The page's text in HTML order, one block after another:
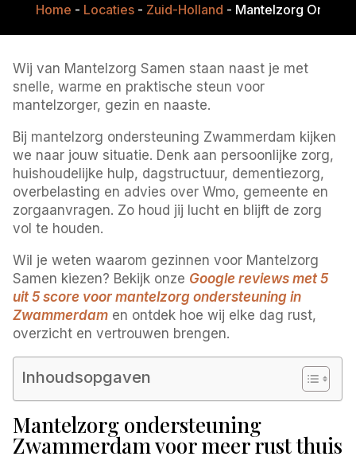
Home - Locaties- Zuid-Holland - Mantelzorg
Wij van Mantelzorg Samen staan naast je met
snelle, warme en praktische steun voor
mantelzorger, gezin en naaste.
Bij mantelzorg ondersteuning Zwammerdam kijken
we naar jouw situatie. Denk aan persoonlijke zorg,
huishoudelijke hulp, dagstructuur, dementiezorg,
overbelasting en advies over Wmo, gemeente en
zorgaanvragen. Zo houd jij lucht en blijft de zorg
vol te houden.
Wil je weten waarom gezinnen voor Mantelzorg
Samen kiezen? Bekijk onze Google reviews met 5
uit 5 score voor mantelzorg ondersteuning in
Zwammerdam en ontdek hoe wij elke dag rust,
overzicht en vertrouwen brengen.
Inhoudsopgaven
Mantelzorg ondersteuning
Zwammerdam voor meer rust thuis